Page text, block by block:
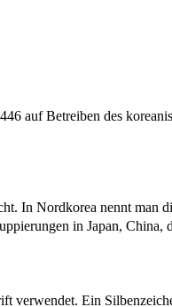
auf Betreiben des
In Nordkorea nennt
in Japan,
Ein